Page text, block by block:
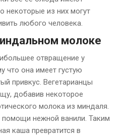
некоторые из них могут
любого человека.
молоке
отвращение у
что она имеет густую
привкус. Вегетарианцы
добавив некоторое
молока из миндаля.
нежной ванили. Таким
каша превратится в